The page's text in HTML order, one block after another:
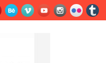
Hadiri Rapat Persiapan